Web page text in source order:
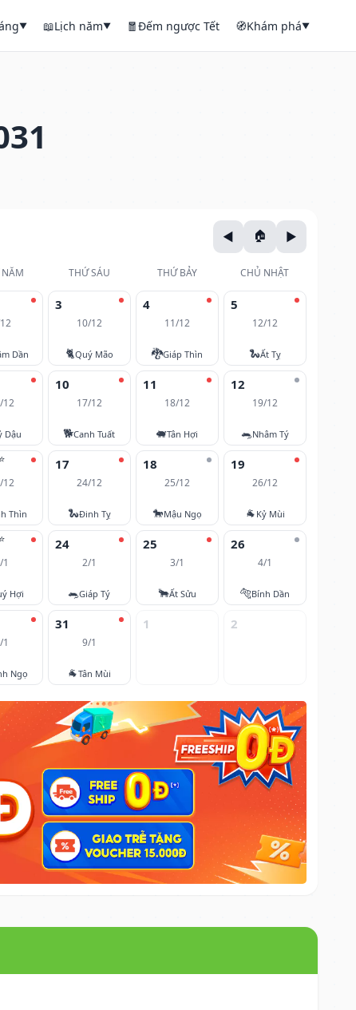
▼ 📖Lịch năm▼ 🧧Đếm ngược Tết 🧭Khám phá▼
THỨ SÁU THỨ BẢY CHỦ NHẬT
Dần
3
10/12
🐈Quý Mão
4
11/12
🐉Giáp Thìn
5
12/12
🐍Ất Tỵ
12
Dậu
10
17/12
🐕Canh Tuất
11
18/12
🐖Tân Hợi
12
19/12
🐀Nhâm Tý
⭐
12
Thìn
17
24/12
🐍Đinh Tỵ
18
25/12
🐎Mậu Ngọ
19
26/12
🐐 Kỷ Mùi
⭐
1
Hợi
24
2/1
🐀Giáp Tý
25
3/1
🐂Ất Sửu
26
4/1
🐅Bính Dần
1
Ngọ
31
9/1
🐐Tân Mùi
1 2